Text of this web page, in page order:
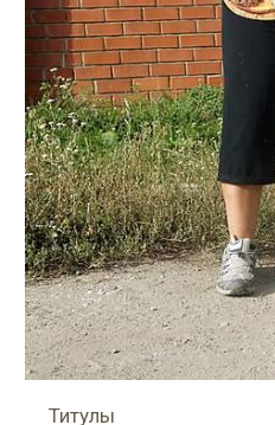
Титулы